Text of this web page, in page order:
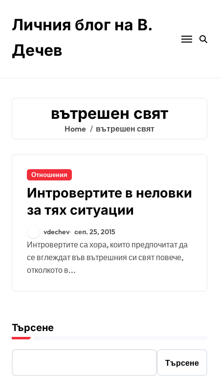
contentЛичния блог на В.
Дечев
вътрешен свят
Home вътрешен свят
Отношения
Интровертите в неловки
за тях ситуации
vdechev сеп. 25, 2015
Интровертите са хора, които предпочитат да
се вглеждат във вътрешния си свят повече,
отколкото в...
Търсене
Търсене